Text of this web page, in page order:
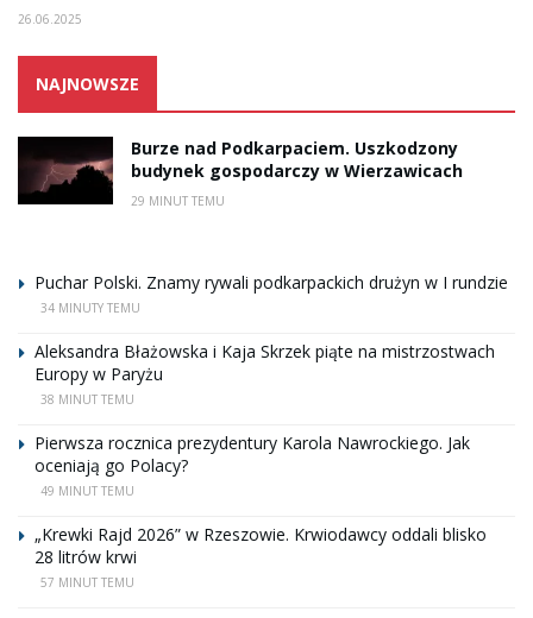
26.06.2025
NAJNOWSZE
Burze nad Podkarpaciem. Uszkodzony
budynek gospodarczy w Wierzawicach
29 MINUT TEMU
Puchar Polski. Znamy rywali podkarpackich drużyn w I rundzie
34 MINUTY TEMU
Aleksandra Błażowska i Kaja Skrzek piąte na mistrzostwach
Europy w Paryżu
38 MINUT TEMU
Pierwsza rocznica prezydentury Karola Nawrockiego. Jak
oceniają go Polacy?
49 MINUT TEMU
„Krewki Rajd 2026” w Rzeszowie. Krwiodawcy oddali blisko
28 litrów krwi
57 MINUT TEMU